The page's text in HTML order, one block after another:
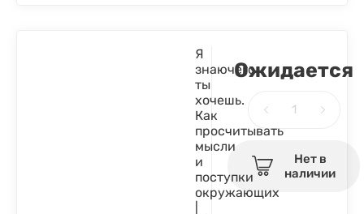
Я
знаючего
ты
хочешь.
Как
просчитывать
мысли
и
поступки
окружающих
Ожидается
Нет в
наличии